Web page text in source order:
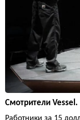
Смотрители Vessel.